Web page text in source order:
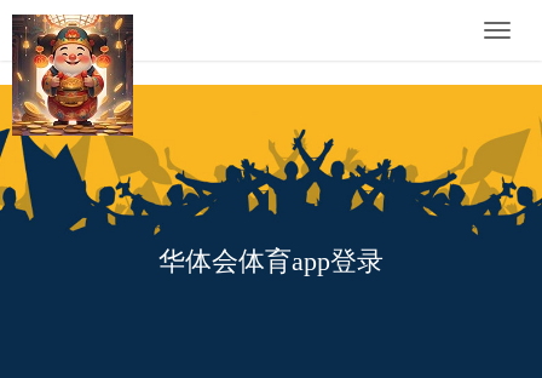
Toggle
华体会体育app登录